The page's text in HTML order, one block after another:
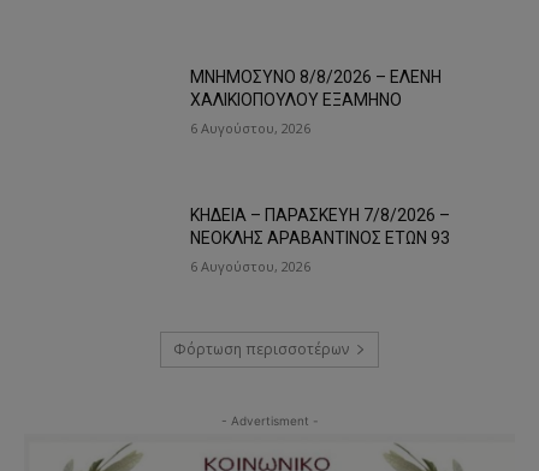
ΜΝΗΜΟΣΥΝΟ 8/8/2026 – ΕΛΕΝΗ
ΧΑΛΙΚΙΟΠΟΥΛΟΥ ΕΞΑΜΗΝΟ
6 Αυγούστου, 2026
ΚΗΔΕΙΑ – ΠΑΡΑΣΚΕΥΗ 7/8/2026 –
ΝΕΟΚΛΗΣ ΑΡΑΒΑΝΤΙΝΟΣ ΕΤΩΝ 93
6 Αυγούστου, 2026
Φόρτωση περισσοτέρων
- Advertisment -